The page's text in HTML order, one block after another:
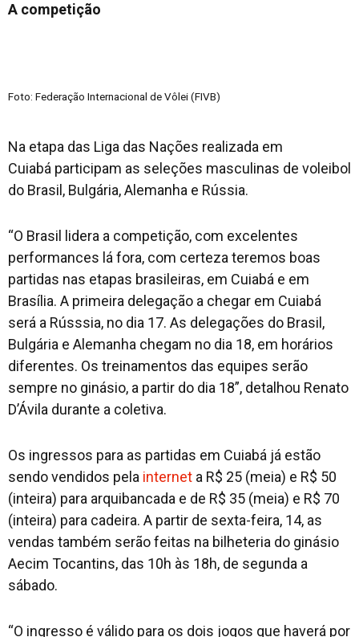
A competição
Foto: Federação Internacional de Vôlei (FIVB)
Na etapa das Liga das Nações realizada em
Cuiabá participam as seleções masculinas de voleibol
do Brasil, Bulgária, Alemanha e Rússia.
“O Brasil lidera a competição, com excelentes
performances lá fora, com certeza teremos boas
partidas nas etapas brasileiras, em Cuiabá e em
Brasília. A primeira delegação a chegar em Cuiabá
será a Rússsia, no dia 17. As delegações do Brasil,
Bulgária e Alemanha chegam no dia 18, em horários
diferentes. Os treinamentos das equipes serão
sempre no ginásio, a partir do dia 18”, detalhou Renato
D’Ávila durante a coletiva.
Os ingressos para as partidas em Cuiabá já estão
sendo vendidos pela internet a R$ 25 (meia) e R$ 50
(inteira) para arquibancada e de R$ 35 (meia) e R$ 70
(inteira) para cadeira. A partir de sexta-feira, 14, as
vendas também serão feitas na bilheteria do ginásio
Aecim Tocantins, das 10h às 18h, de segunda a
sábado.
“O ingresso é válido para os dois jogos que haverá por